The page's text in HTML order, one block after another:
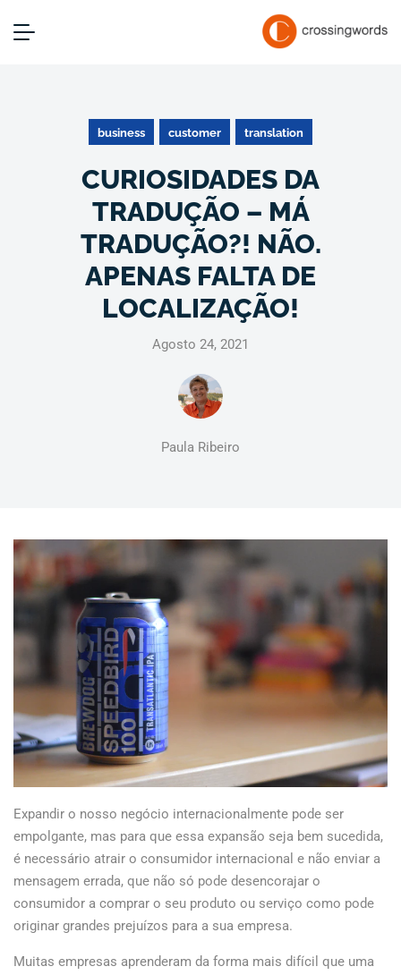
business customer translation
CURIOSIDADES DA
TRADUÇÃO – MÁ
TRADUÇÃO?! NÃO.
APENAS FALTA DE
LOCALIZAÇÃO!
Agosto 24, 2021
Paula Ribeiro
Expandir o nosso negócio internacionalmente pode ser
empolgante, mas para que essa expansão seja bem sucedida,
é necessário atrair o consumidor internacional e não enviar a
mensagem errada, que não só pode desencorajar o
consumidor a comprar o seu produto ou serviço como pode
originar grandes prejuízos para a sua empresa.
Muitas empresas aprenderam da forma mais difícil que uma